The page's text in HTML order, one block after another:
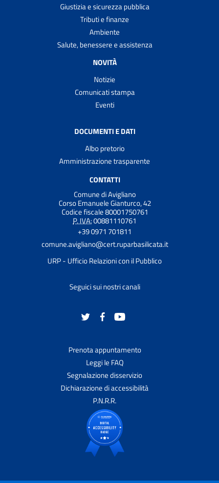
Giustizia e sicurezza pubblica
Tributi e finanze
Ambiente
Salute, benessere e assistenza
NOVITÀ
Notizie
Comunicati stampa
Eventi
DOCUMENTI E DATI
Albo pretorio
Amministrazione trasparente
CONTATTI
Comune di Avigliano
Corso Emanuele Gianturco, 42
Codice fiscale 80001750761
P. IVA:00881110761
+39 0971 701811
comune.avigliano@cert.ruparbasilicata.it
URP - Ufficio Relazioni con il Pubblico
Seguici sui nostri canali
Prenota appuntamento
Leggi le FAQ
Segnalazione disservizio
Dichiarazione di accessibilità
P.N.R.R.